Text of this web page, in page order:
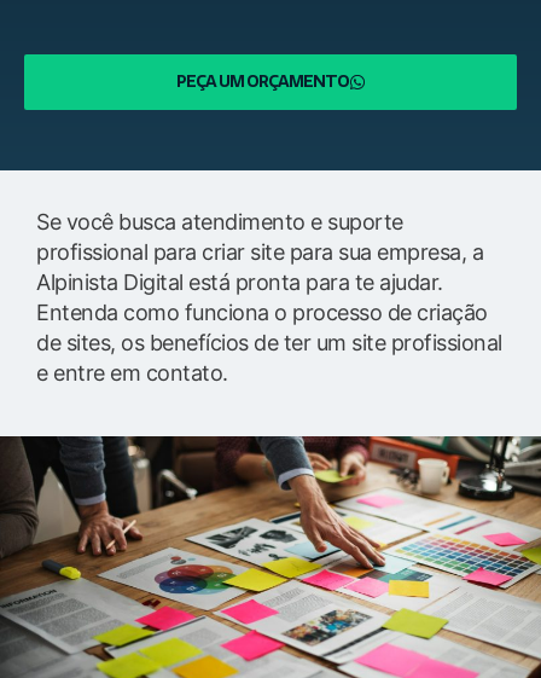
PEÇA UM ORÇAMENTO
Se você busca atendimento e suporte
profissional para criar site para sua empresa, a
Alpinista Digital está pronta para te ajudar.
Entenda como funciona o processo de criação
de sites, os benefícios de ter um site profissional
e entre em contato.